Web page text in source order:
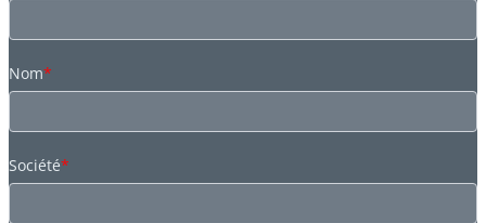
Nom*
Société*